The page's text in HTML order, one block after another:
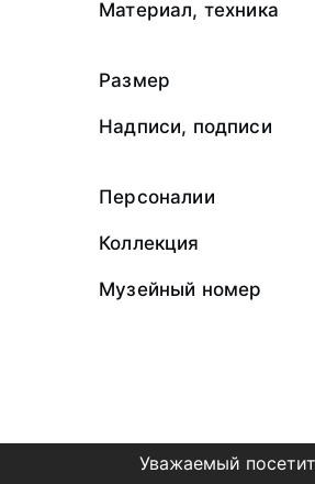
Материал, техника
Размер
Надписи, подписи
Персоналии
Коллекция
Музейный номер
Уважаемый